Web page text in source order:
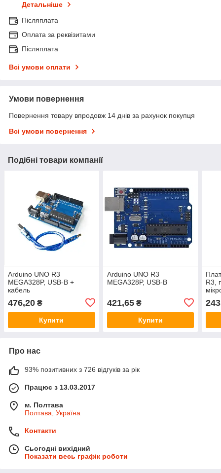
Детальніше
Післяплата
Оплата за реквізитами
Післяплата
Всі умови оплати
Умови повернення
Повернення товару впродовж 14 днів за рахунок покупця
Всі умови повернення
Подібні товари компанії
Arduino UNO R3
MEGA328P, USB-B +
кабель
476,20 ₴
Купити
Arduino UNO R3
MEGA328P, USB-B
421,65₴
Купити
R3,
Про нас
93% позитивних з 726 відгуків за рік
Працює з 13.03.2017
м. Полтава
Полтава, Україна
Контакти
Сьогодні вихідний
Показати весь графік роботи